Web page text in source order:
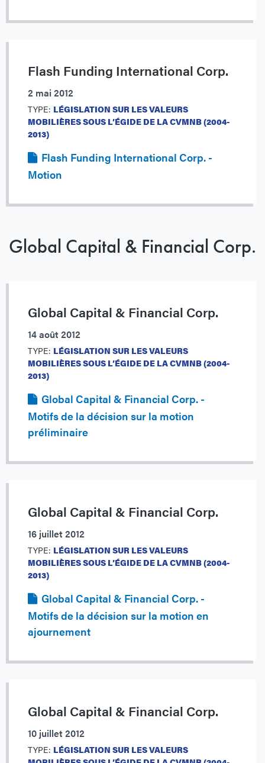
Flash Funding International Corp.
2 mai 2012
TYPE: LÉGISLATION SUR LES VALEURS
MOBILIÈRES SOUS L’ÉGIDE DE LA CVMNB (2004-
2013)
Flash Funding International Corp. -
Motion
Global Capital & Financial Corp.
Global Capital & Financial Corp.
14 août 2012
TYPE: LÉGISLATION SUR LES VALEURS
MOBILIÈRES SOUS L’ÉGIDE DE LA CVMNB (2004-
2013)
Global Capital & Financial Corp. -
Motifs de la décision sur la motion
préliminaire
Global Capital & Financial Corp.
16 juillet 2012
TYPE: LÉGISLATION SUR LES VALEURS
MOBILIÈRES SOUS L’ÉGIDE DE LA CVMNB (2004-
2013)
Global Capital & Financial Corp. -
Motifs de la décision sur la motion en
ajournement
Global Capital & Financial Corp.
10 juillet 2012
TYPE: LÉGISLATION SUR LES VALEURS